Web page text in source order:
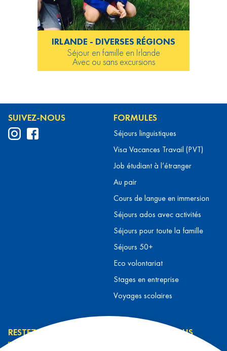
IRLANDE - DIVERSES RÉGIONS
Séjour en famille en Irlande
Avec ou sans excursions
SUIVEZ-NOUS FORMULES
Séjours linguistiques
Visa Vacances Travail (PVT)
Job étudiant à l’étranger
Au pair
Cours de langue en immersion
Séjours ados avec activités
Séjours pour toute la famille
Séjours 50+
Eco volontariat
Stages en entreprise
Voyages scolaires
RESTEZ INFORMÉ CONTACTEZ-NOUS